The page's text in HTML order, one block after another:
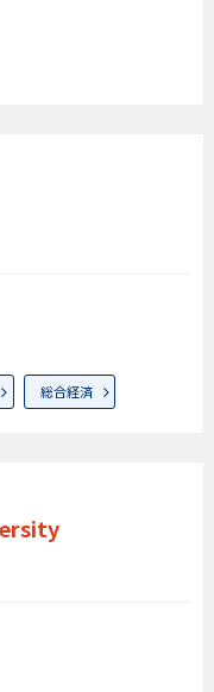
総合経済